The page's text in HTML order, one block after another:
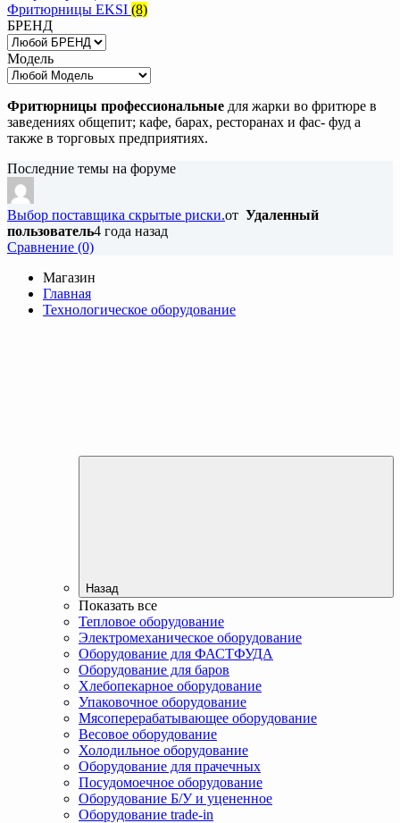
Фритюрницы EKSI (8)
БРЕНД
Модель
Фритюрницы профессиональные для жарки во фритюре в
заведениях общепит; кафе, барах, ресторанах и фас- фуд а
также в торговых предприятиях.
Последние темы на форуме
Выбор поставщика скрытые риски.от Удаленный
пользователь4 года назад
Cравнение (0)
Магазин
Главная
Технологическое оборудование
Назад
Показать все
Тепловое оборудование
Электромеханическое оборудование
Оборудование для ФАСТФУДА
Оборудование для баров
Хлебопекарное оборудование
Упаковочное оборудование
Мясоперерабатывающее оборудование
Весовое оборудование
Холодильное оборудование
Оборудование для прачечных
Посудомоечное оборудование
Оборудование Б/У и уцененное
Оборудование trade-in